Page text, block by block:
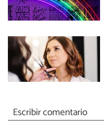
Escribir comentario